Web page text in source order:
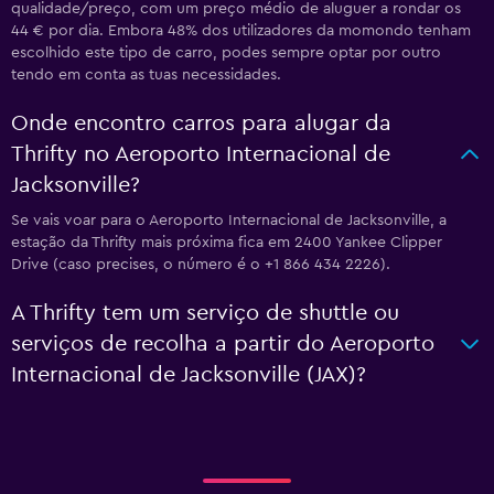
qualidade/preço, com um preço médio de aluguer a rondar os
44 € por dia. Embora 48% dos utilizadores da momondo tenham
escolhido este tipo de carro, podes sempre optar por outro
tendo em conta as tuas necessidades.
Onde encontro carros para alugar da
Thrifty no Aeroporto Internacional de
Jacksonville?
Se vais voar para o Aeroporto Internacional de Jacksonville, a
estação da Thrifty mais próxima fica em 2400 Yankee Clipper
Drive (caso precises, o número é o +1 866 434 2226).
A Thrifty tem um serviço de shuttle ou
serviços de recolha a partir do Aeroporto
Internacional de Jacksonville (JAX)?